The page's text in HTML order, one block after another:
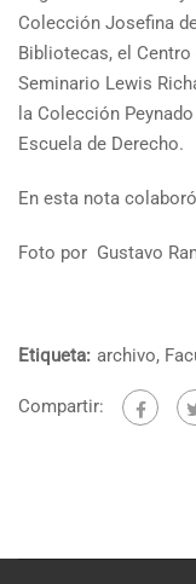
Colección Josefina
Bibliotecas, el
Seminario Lewis
la Colección
Escuela de Derecho.
En esta nota
Foto por Gustavo
Etiqueta: archivo,
Compartir: